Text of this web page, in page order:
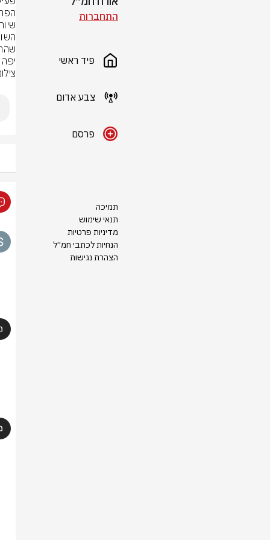
התחברות
פיד ראשי
צבע אדום
פרסם
תמיכה
תנאי שימוש
מדיניות פרטיות
הנחיות לכתבי חמ״ל
הצהרת נגישות
יפה